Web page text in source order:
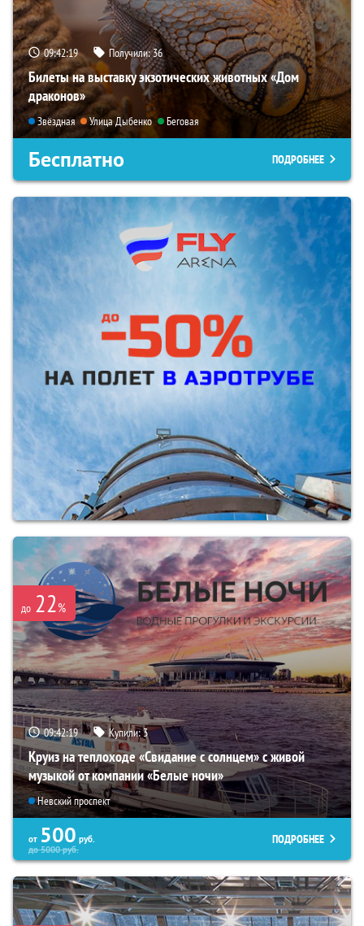
09:42:18 Получили:36
Билеты на выставку экзотических животных «Дом
драконов»
Звёздная Улица Дыбенко Беговая
Бесплатно ПОДРОБНЕЕ
до 22%
09:42:18 Купили:3
Круиз на теплоходе «Свидание с солнцем» с живой
музыкой от компании «Белые ночи»
Невский проспект
от 500 руб.
до5000руб.
ПОДРОБНЕЕ